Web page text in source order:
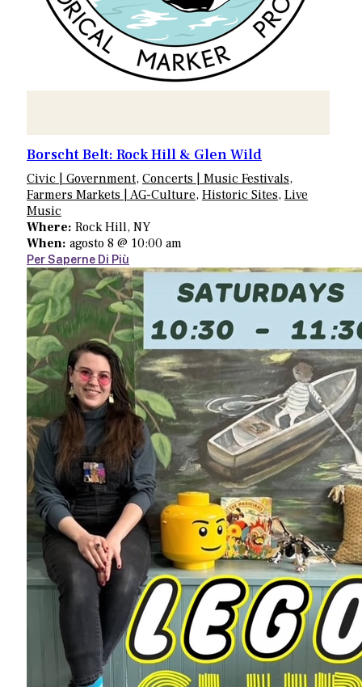
Borscht Belt: Rock Hill & Glen Wild
Civic | Government, Concerts | Music Festivals,
Farmers Markets | AG-Culture, Historic Sites, Live
Music
Where: Rock Hill, NY
When: agosto 8 @ 10:00 am
Per Saperne Di Più